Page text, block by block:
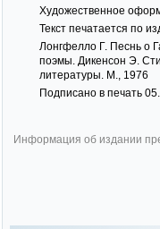
Художественное
Текст печатается по
Лонгфелло Г. Песнь о
поэмы. Дикенсон Э.
литературы. М., 1976
Подписано в печать
Информация об издании